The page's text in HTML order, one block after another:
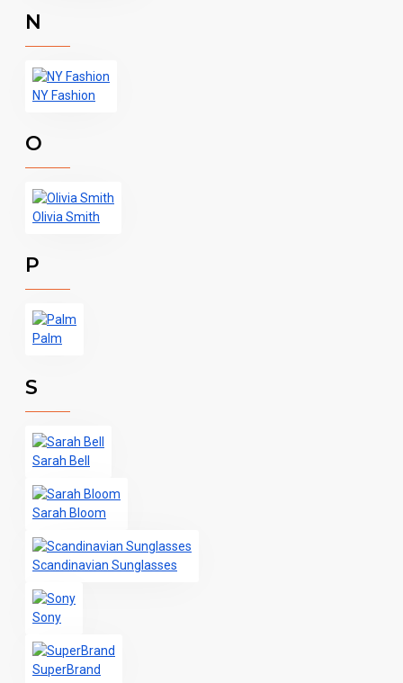
N
NY Fashion
O
Olivia Smith
P
Palm
S
Sarah Bell
Sarah Bloom
Scandinavian Sunglasses
Sony
SuperBrand